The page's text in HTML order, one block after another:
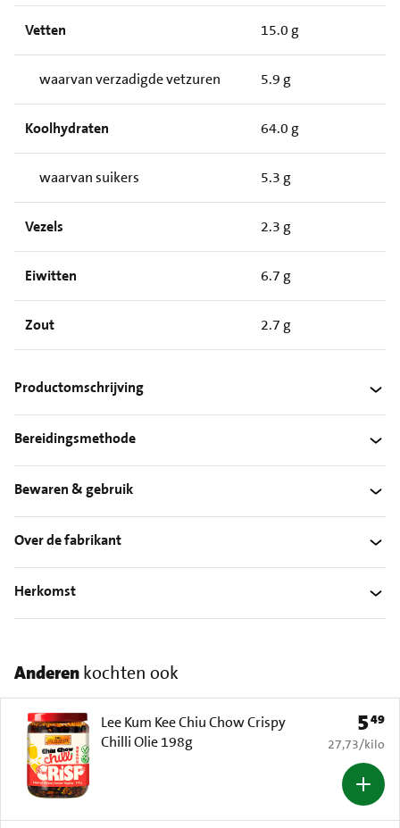
Vetten 15.0 g
waarvan verzadigde vetzuren 5.9 g
Koolhydraten 64.0 g
waarvan suikers 5.3 g
Vezels 2.3 g
Eiwitten 6.7 g
Zout 2.7 g
Productomschrijving
Bereidingsmethode
Bewaren & gebruik
Over de fabrikant
Herkomst
Anderenkochten ook
Lee Kum Kee Chiu Chow Crispy
Chilli Olie 198g
Prijs:
549
€ 27,73 per
27,73/kilo